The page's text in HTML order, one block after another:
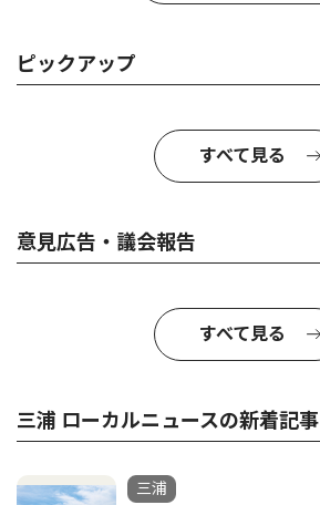
ピックアップ
すべて見る
意見広告・議会報告
すべて見る
三浦 ローカルニュースの新着記事
三浦